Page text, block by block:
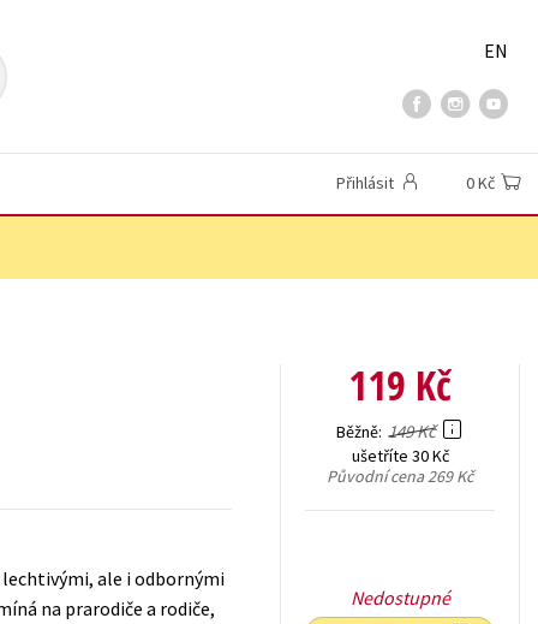
EN
Přihlásit 0 Kč
ale i odbornými
na prarodiče a rodiče,
119 Kč
Běžně 149 Kč
ušetříte 30 Kč
Původní cena269 Kč
Nedostupné